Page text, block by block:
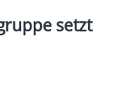
setzt